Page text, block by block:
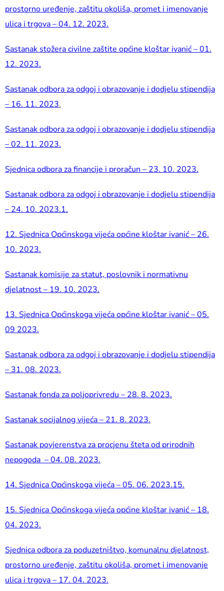
prostorno uređenje, zaštitu okoliša, promet i imenovanje
ulica i trgova – 04. 12. 2023.
Sastanak stožera civilne zaštite općine kloštar ivanić – 01.
12. 2023.
Sastanak odbora za odgoj i obrazovanje i dodjelu stipendija
– 16. 11. 2023.
Sastanak odbora za odgoj i obrazovanje i dodjelu stipendija
– 02. 11. 2023.
Sjednica odbora za financije i proračun – 23. 10. 2023.
Sastanak odbora za odgoj i obrazovanje i dodjelu stipendija
– 24. 10. 2023.1.
12. Sjednica Općinskoga vijeća općine kloštar ivanić – 26.
10. 2023.
Sastanak komisije za statut, poslovnik i normativnu
djelatnost – 19. 10. 2023.
13. Sjednica Općinskoga vijeća općine kloštar ivanić – 05.
09 2023.
Sastanak odbora za odgoj i obrazovanje i dodjelu stipendija
– 31. 08. 2023.
Sastanak fonda za poljoprivredu – 28. 8. 2023.
Sastanak socijalnog vijeća – 21. 8. 2023.
Sastanak povjerenstva za procjenu šteta od prirodnih
nepogoda – 04. 08. 2023.
14. Sjednica Općinskoga vijeća – 05. 06. 2023.15.
15. Sjednica Općinskoga vijeća općine kloštar ivanić – 18.
04. 2023.
Sjednica odbora za poduzetništvo, komunalnu djelatnost,
prostorno uređenje, zaštitu okoliša, promet i imenovanje
ulica i trgova – 17. 04. 2023.